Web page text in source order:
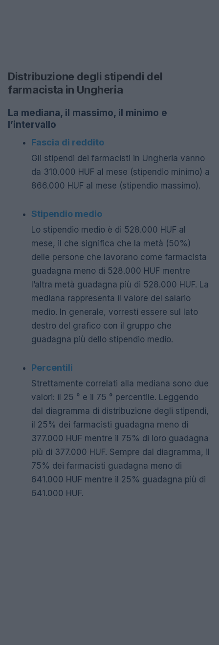
Distribuzione degli stipendi del
farmacista in Ungheria
La mediana, il massimo, il minimo e
l’intervallo
Fascia di reddito
Gli stipendi dei farmacisti in Ungheria vanno
da 310.000 HUF al mese (stipendio minimo) a
866.000 HUF al mese (stipendio massimo).
Stipendio medio
Lo stipendio medio è di 528.000 HUF al
mese, il che significa che la metà (50%)
delle persone che lavorano come farmacista
guadagna meno di 528.000 HUF mentre
l’altra metà guadagna più di 528.000 HUF. La
mediana rappresenta il valore del salario
medio. In generale, vorresti essere sul lato
destro del grafico con il gruppo che
guadagna più dello stipendio medio.
Percentili
Strettamente correlati alla mediana sono due
valori: il 25 ° e il 75 ° percentile. Leggendo
dal diagramma di distribuzione degli stipendi,
il 25% dei farmacisti guadagna meno di
377.000 HUF mentre il 75% di loro guadagna
più di 377.000 HUF. Sempre dal diagramma, il
75% dei farmacisti guadagna meno di
641.000 HUF mentre il 25% guadagna più di
641.000 HUF.